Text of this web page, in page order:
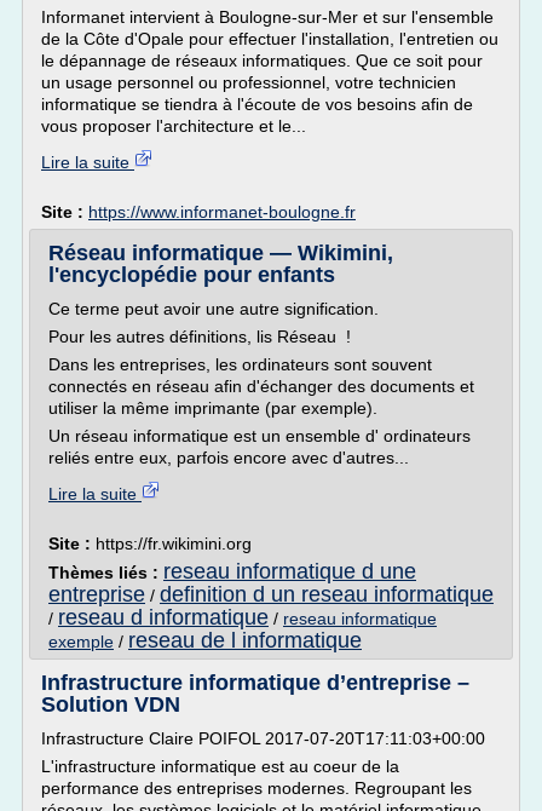
Informanet intervient à Boulogne-sur-Mer et sur l'ensemble
de la Côte d'Opale pour effectuer l'installation, l'entretien ou
le dépannage de réseaux informatiques. Que ce soit pour
un usage personnel ou professionnel, votre technicien
informatique se tiendra à l'écoute de vos besoins afin de
vous proposer l'architecture et le...
Lire la suite
Site : https://www.informanet-boulogne.fr
Réseau informatique — Wikimini,
l'encyclopédie pour enfants
Ce terme peut avoir une autre signification.
Pour les autres définitions, lis Réseau !
Dans les entreprises, les ordinateurs sont souvent
connectés en réseau afin d'échanger des documents et
utiliser la même imprimante (par exemple).
Un réseau informatique est un ensemble d' ordinateurs
reliés entre eux, parfois encore avec d'autres...
Lire la suite
Site : https://fr.wikimini.org
Thèmes liés : reseau informatique d une
entreprise / definition d un reseau informatique
/ reseau d informatique / reseau informatique
exemple / reseau de l informatique
Infrastructure informatique d’entreprise –
Solution VDN
Infrastructure Claire POIFOL 2017-07-20T17:11:03+00:00
L'infrastructure informatique est au coeur de la
performance des entreprises modernes. Regroupant les